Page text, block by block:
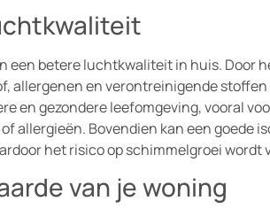
een betere luchtkwaliteit in huis. Door
allergenen en verontreinigende
en gezondere leefomgeving, vooral
allergieën. Bovendien kan een goede
het risico op schimmelgroei wordt
van je woning